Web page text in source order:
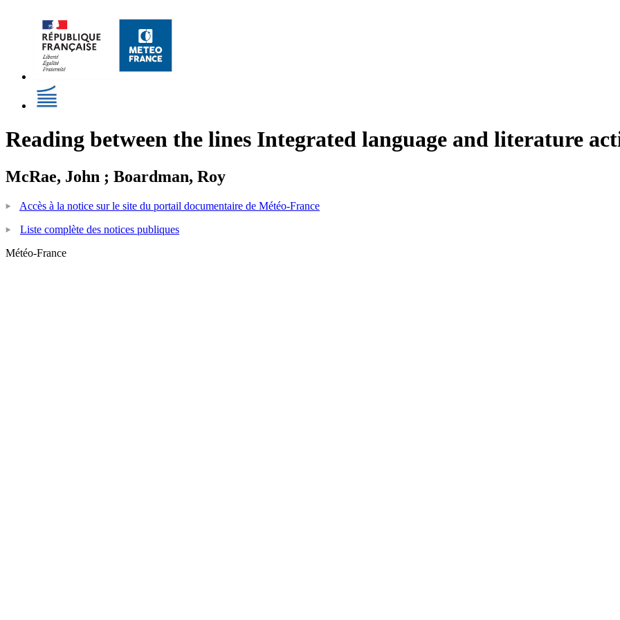
Reading between the lines Integrated language and literature
McRae, John ; Boardman, Roy
Accès à la notice sur le site du portail documentaire de Météo-France
Liste complète des notices publiques
Météo-France